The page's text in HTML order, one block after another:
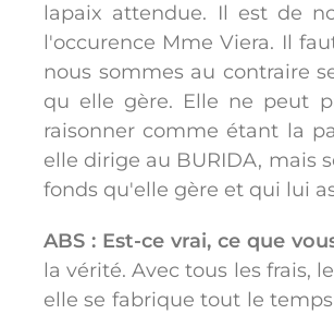
lapaix attendue. Il est de
l'occurence Mme Viera. Il
nous sommes au contraire
qu elle gère. Elle ne peut
raisonner comme étant la
elle dirige au BURIDA, mais
fonds qu'elle gère et qui lui
ABS : Est-ce vrai, ce que
la vérité. Avec tous les frais,
elle se fabrique tout le